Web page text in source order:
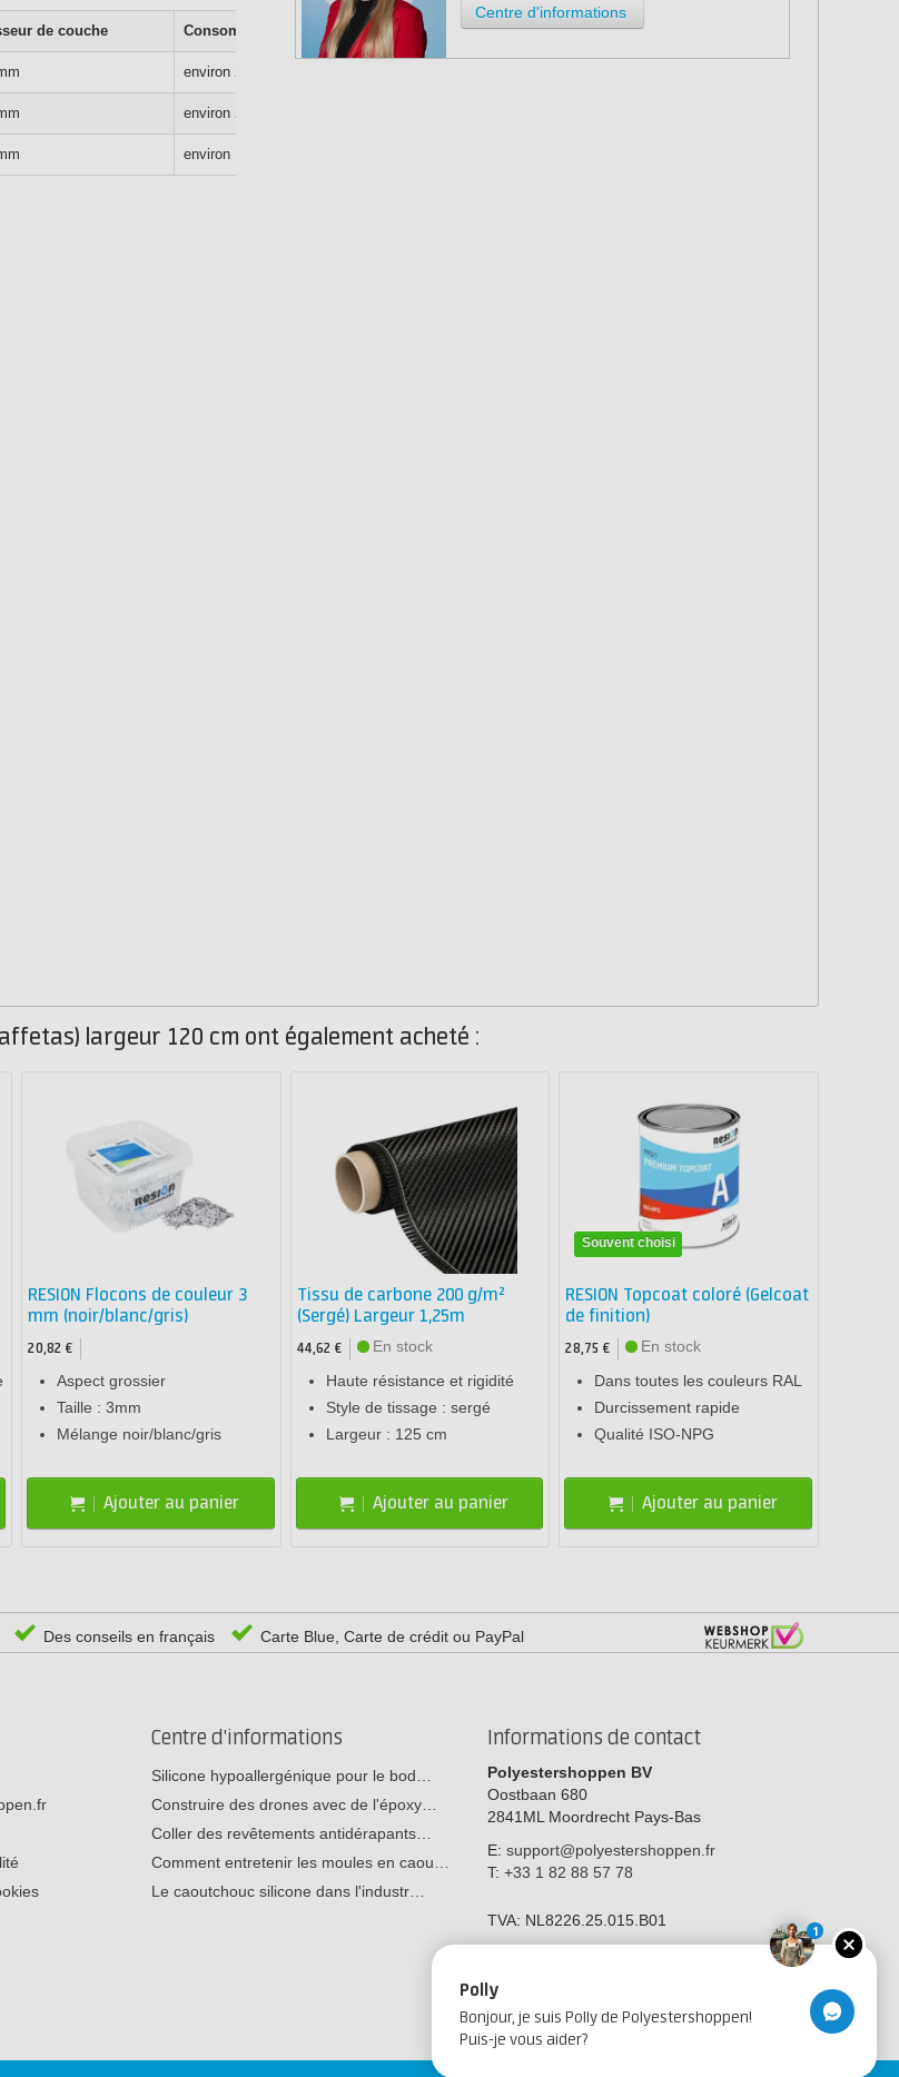
de couche Consommation
environ 297 g/m
environ 207 g/m
environ 190 g/m
Centre d'informations
largeur 120 cm ont également acheté :
RESION Flocons de couleur 3
mm (noir/blanc/gris)
20,82 €
Aspect grossier
Taille : 3mm
Mélange noir/blanc/gris
Ajouter au panier
Tissu de carbone 200 g/m²
(Sergé) Largeur 1,25m
44,62 €
En stock
Haute résistance et rigidité
Style de tissage : sergé
Largeur : 125 cm
Ajouter au panier
Souvent choisi
RESION Topcoat coloré (Gelcoat
de finition)
28,75 €
En stock
Dans toutes les couleurs RAL
Durcissement rapide
Qualité ISO-NPG
Ajouter au panier
Des conseils en français Carte Blue, Carte de crédit ou PayPal
Centre d'informations
Silicone hypoallergénique pour le bod…
Construire des drones avec de l'époxy…
Coller des revêtements antidérapants…
Comment entretenir les moules en caou…
Le caoutchouc silicone dans l'industr…
Informations de contact
Polyestershoppen BV
Oostbaan 680
2841ML Moordrecht Pays-Bas
E: support@polyestershoppen.fr
T: +33 1 82 88 57 78
TVA: NL8226.25.015.B01
1
Polly
Bonjour, je suis Polly de Polyestershoppen!
Puis-je vous aider?